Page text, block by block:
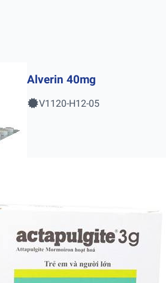
Alverin 40mg
V1120-H12-05